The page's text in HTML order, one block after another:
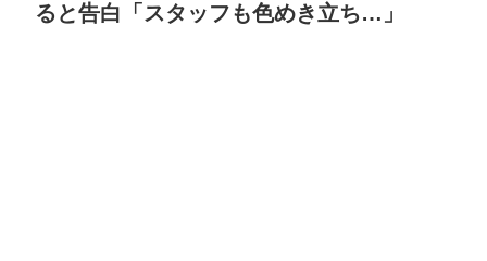
ると告白「スタッフも色めき立ち…」